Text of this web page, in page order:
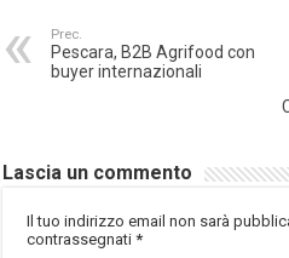
Prec.
Pescara, B2B Agrifood con
buyer internazionali
Lascia un commento
Il tuo indirizzo email non sarà
contrassegnati*